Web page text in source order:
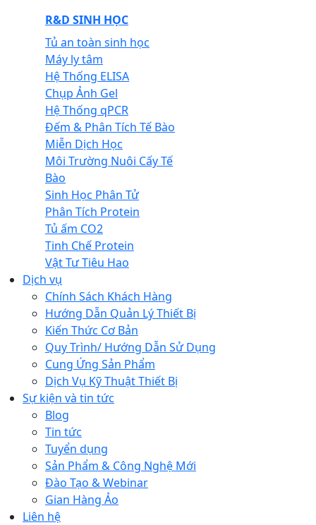
R&D SINH HỌC
Tủ an toàn sinh học
Máy ly tâm
Hệ Thống ELISA
Chụp Ảnh Gel
Hệ Thống qPCR
Đếm & Phân Tích Tế Bào
Miễn Dịch Học
Môi Trường Nuôi Cấy Tế
Bào
Sinh Học Phân Tử
Phân Tích Protein
Tủ ấm CO2
Tinh Chế Protein
Vật Tư Tiêu Hao
Dịch vụ
Chính Sách Khách Hàng
Hướng Dẫn Quản Lý Thiết Bị
Kiến Thức Cơ Bản
Quy Trình/ Hướng Dẫn Sử Dụng
Cung Ứng Sản Phẩm
Dịch Vụ Kỹ Thuật Thiết Bị
Sự kiện và tin tức
Blog
Tin tức
Tuyển dụng
Sản Phẩm & Công Nghệ Mới
Đào Tạo & Webinar
Gian Hàng Ảo
Liên hệ